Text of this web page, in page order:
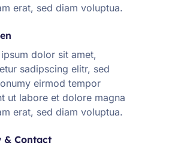
erat, sed diam voluptua.
dolor sit amet,
sadipscing elitr, sed
eirmod tempor
ut labore et dolore magna
erat, sed diam voluptua.
& Contact